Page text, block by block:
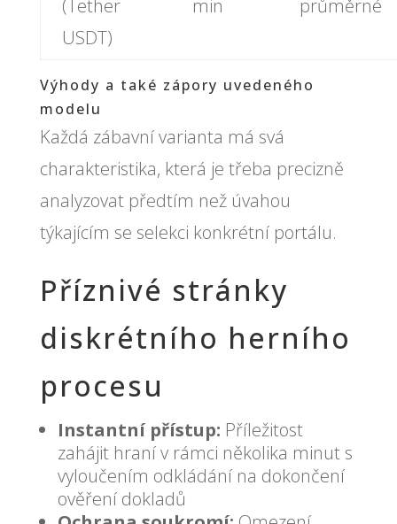
(Tether
USDT)
min
průměrné
Výhody a také zápory uvedeného
modelu
Každá zábavní varianta má svá
charakteristika, která je třeba precizně
analyzovat předtím než úvahou
týkajícím se selekci konkrétní portálu.
Příznivé stránky
diskrétního herního
procesu
Instantní přístup: Příležitost
zahájit hraní v rámci několika minut s
vyloučením odkládání na dokončení
ověření dokladů